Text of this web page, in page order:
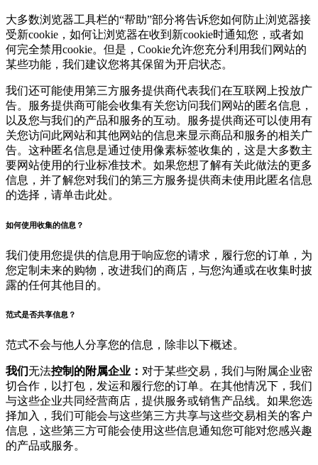
大多数浏览器工具栏的“帮助”部分将告诉您如何防止浏览器接
受新cookie，如何让浏览器在收到新cookie时通知您，或者如
何完全禁用cookie。但是，Cookie允许您充分利用我们网站的
某些功能，我们建议您将其保留为开启状态。
我们还可能使用第三方服务提供商代表我们在互联网上投放广
告。服务提供商可能会收集有关您访问我们网站的匿名信息，
以及您与我们的产品和服务的互动。服务提供商还可以使用有
关您访问此网站和其他网站的信息来显示商品和服务的相关广
告。这种匿名信息是通过使用像素标签收集的，这是大多数主
要网站使用的行业标准技术。如果您想了解有关此做法的更多
信息，并了解您对我们的第三方服务提供商未使用此匿名信息
的选择，请单击此处。
如何使用收集的信息？
我们使用您提供的信息用于响应您的请求，履行您的订单，为
您定制未来的购物，改进我们的商店，与您沟通或在收集时披
露的任何其他目的。
范式是否共享信息？
范式不会与他人分享您的信息，除非以下概述。
我们无法控制的附属企业： 对于某些交易，我们与附属企业密
切合作，以打包，发运和履行您的订单。在其他情况下，我们
与这些企业共同经营商店，提供服务或销售产品线。如果您选
择加入，我们可能会与这些第三方共享与这些交易相关的客户
信息，这些第三方可能会使用这些信息通知您可能对您感兴趣
的产品或服务。